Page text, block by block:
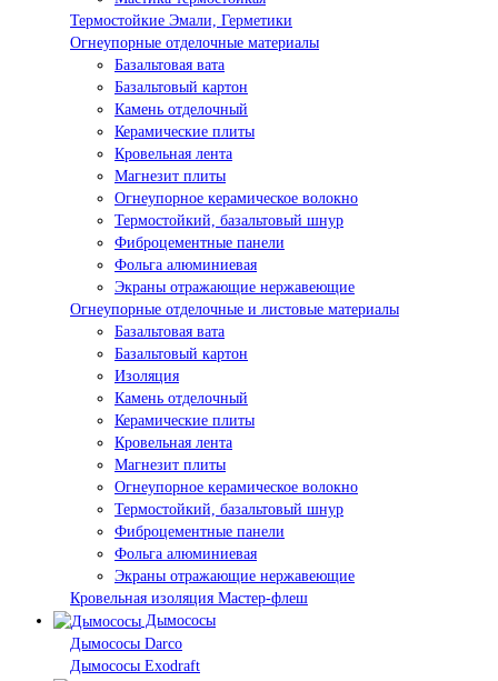
Термостойкие Эмали, Герметики
Огнеупорные отделочные материалы
Базальтовая вата
Базальтовый картон
Камень отделочный
Керамические плиты
Кровельная лента
Магнезит плиты
Огнеупорное керамическое волокно
Термостойкий, базальтовый шнур
Фиброцементные панели
Фольга алюминиевая
Экраны отражающие нержавеющие
Огнеупорные отделочные и листовые материалы
Базальтовая вата
Базальтовый картон
Изоляция
Камень отделочный
Керамические плиты
Кровельная лента
Магнезит плиты
Огнеупорное керамическое волокно
Термостойкий, базальтовый шнур
Фиброцементные панели
Фольга алюминиевая
Экраны отражающие нержавеющие
Кровельная изоляция Мастер-флеш
Дымососы
Дымососы Darco
Дымососы Exodraft